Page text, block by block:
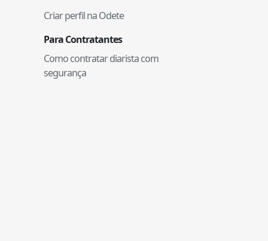
Criar perfil na Odete
Para Contratantes
Como contratar diarista com
segurança